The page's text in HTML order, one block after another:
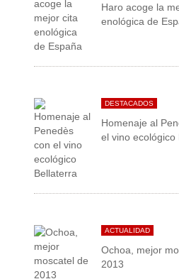
Haro acoge la
enológica de
DESTACADOS
Homenaje al
el vino ecológico
ACTUALIDAD
Ochoa, mejor
2013